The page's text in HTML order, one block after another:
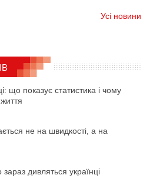
Усі новини
що показує статистика і чому
не на швидкості, а на
дивляться українці